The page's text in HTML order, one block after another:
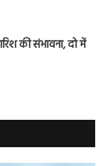
की संभावना, दो में